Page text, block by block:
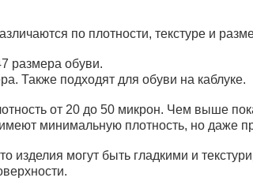
по плотности, текстуре и
размера обуви.
Также подходят для обуви на каблуке.
от 20 до 50 микрон. Чем выше
минимальную плотность, но даже
то изделия могут быть гладкими и